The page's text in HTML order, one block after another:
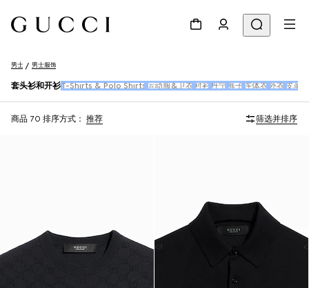
男士 男士服饰
套头衫和开衫 T-Shirts & Polo Shirts 运动服&卫衣 衬衫 丹宁 裤子 连体衣 外衣 皮革
商品 70 排序方式： 推荐 筛选并排序